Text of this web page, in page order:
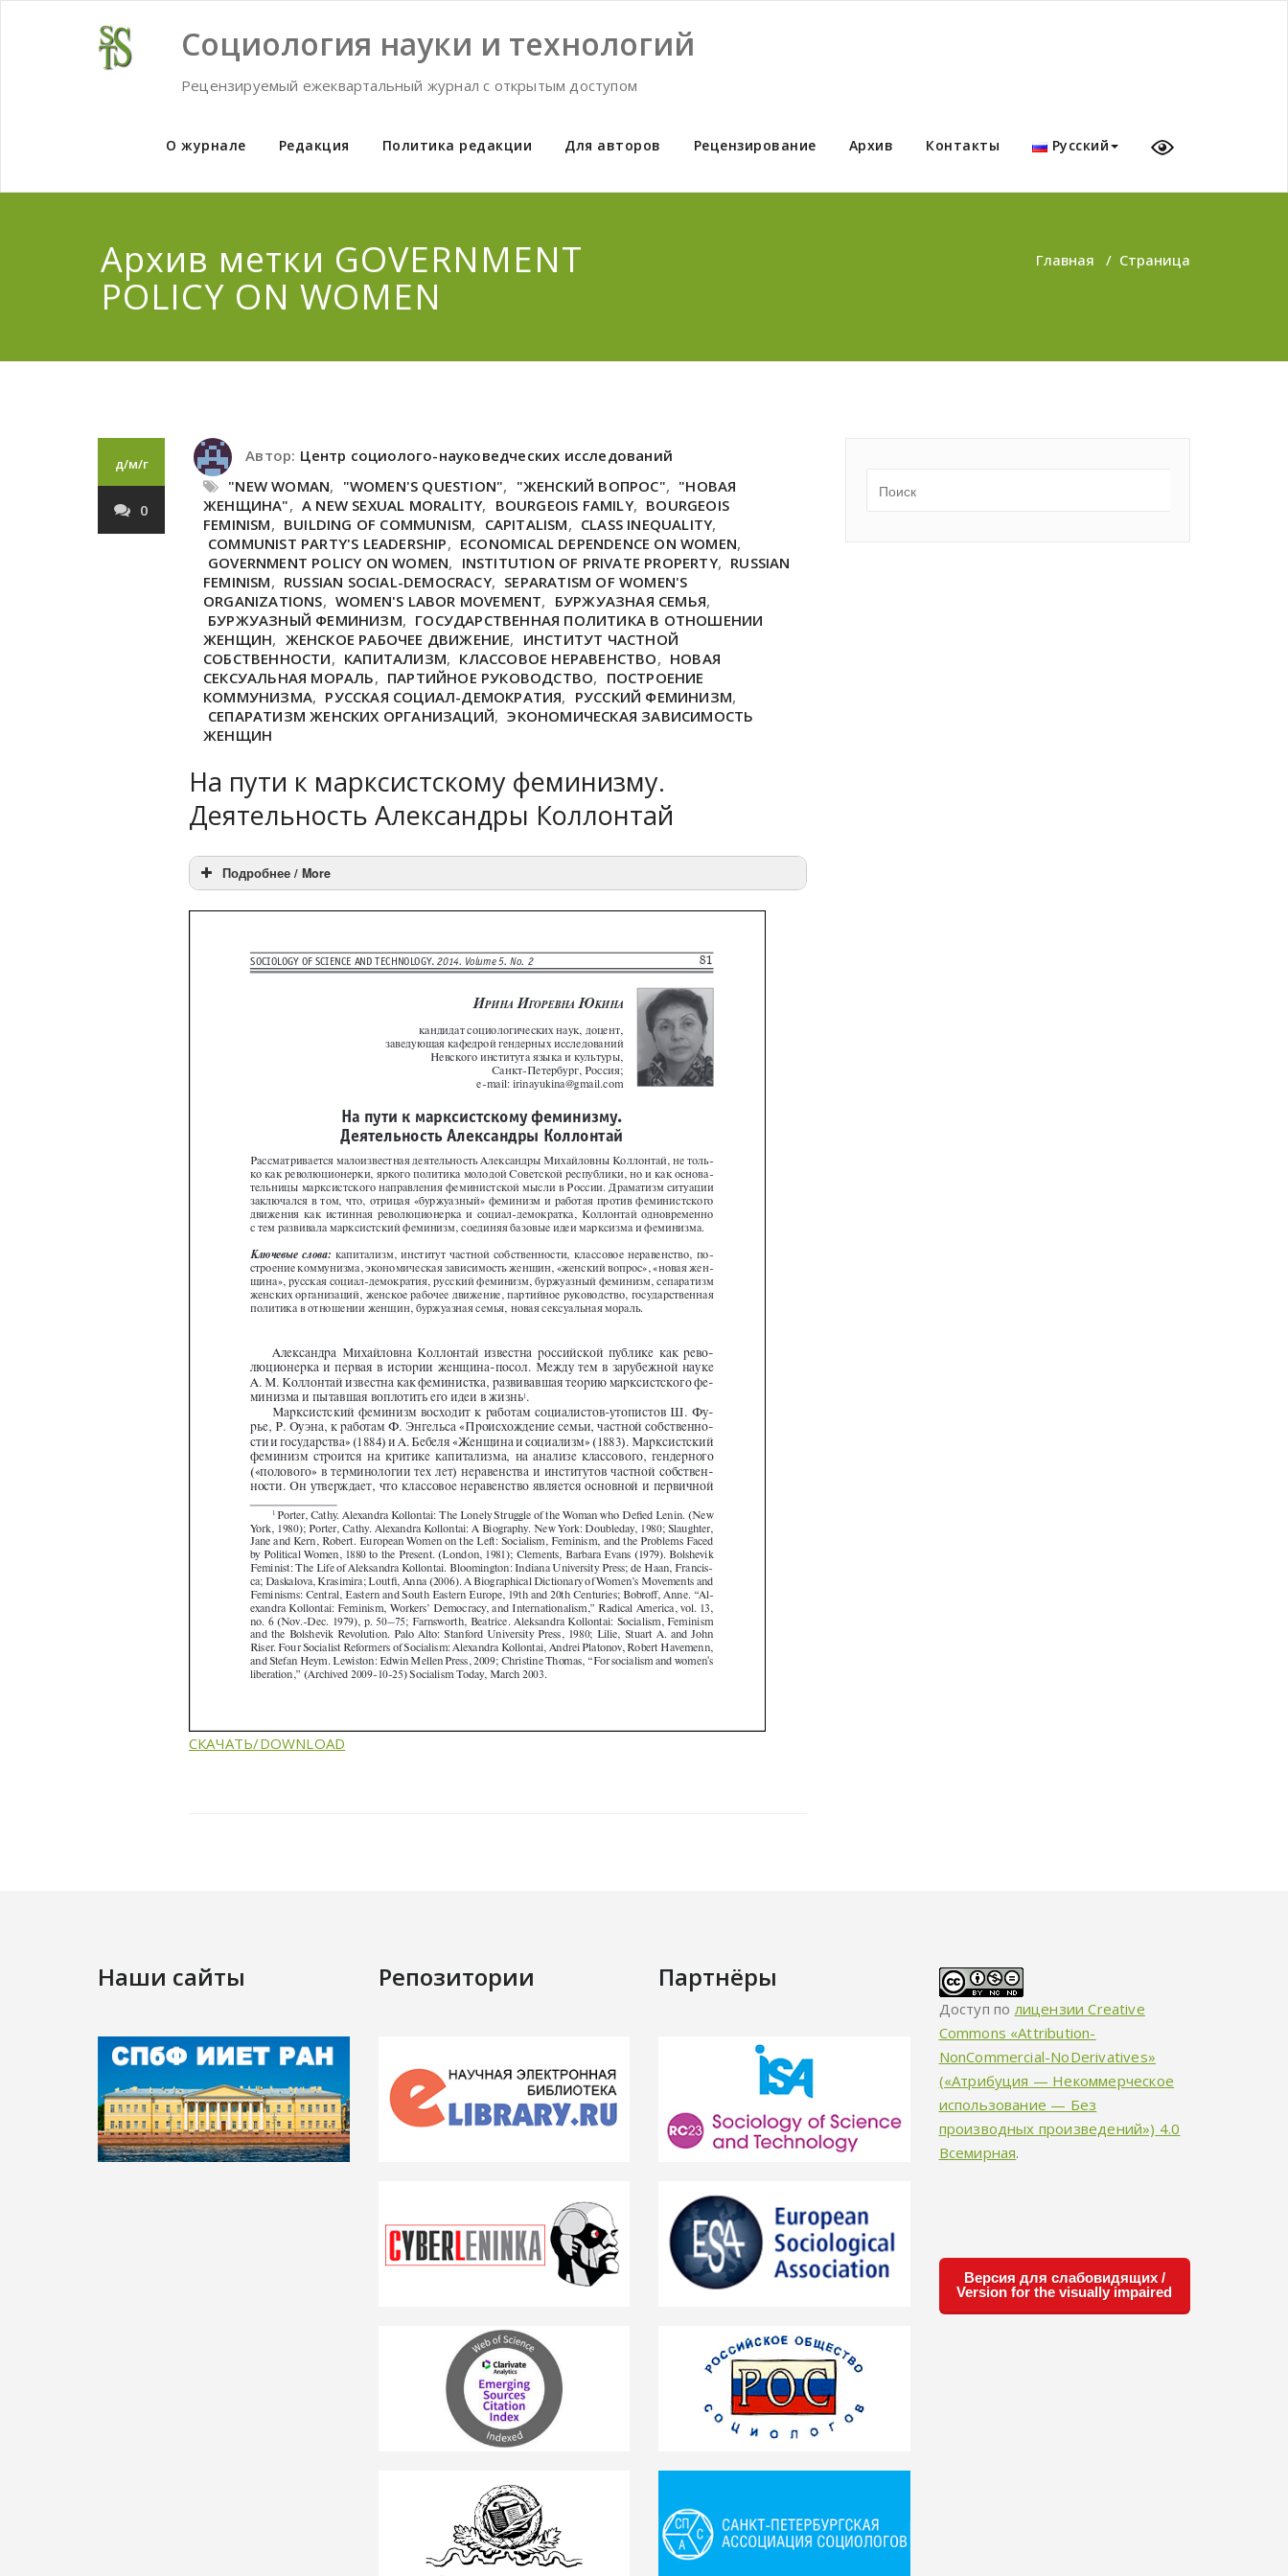
Социология науки и технологий
Рецензируемый ежеквартальный журнал с открытым доступом
О журнале Редакция Политика редакции Для авторов Рецензирование Архив Контакты Русский
Архив метки GOVERNMENT
POLICY ON WOMEN
Главная / Страница
д/м/г
0
Автор: Центр социолого-науковедческих исследований
"NEW WOMAN, "WOMEN'S QUESTION", "ЖЕНСКИЙ ВОПРОС", "НОВАЯ
ЖЕНЩИНА", A NEW SEXUAL MORALITY, BOURGEOIS FAMILY, BOURGEOIS
FEMINISM, BUILDING OF COMMUNISM, CAPITALISM, CLASS INEQUALITY,
COMMUNIST PARTY'S LEADERSHIP, ECONOMICAL DEPENDENCE ON WOMEN,
GOVERNMENT POLICY ON WOMEN, INSTITUTION OF PRIVATE PROPERTY, RUSSIAN
FEMINISM, RUSSIAN SOCIAL-DEMOCRACY, SEPARATISM OF WOMEN'S
ORGANIZATIONS, WOMEN'S LABOR MOVEMENT, БУРЖУАЗНАЯ СЕМЬЯ,
БУРЖУАЗНЫЙ ФЕМИНИЗМ, ГОСУДАРСТВЕННАЯ ПОЛИТИКА В ОТНОШЕНИИ
ЖЕНЩИН, ЖЕНСКОЕ РАБОЧЕЕ ДВИЖЕНИЕ, ИНСТИТУТ ЧАСТНОЙ
СОБСТВЕННОСТИ, КАПИТАЛИЗМ, КЛАССОВОЕ НЕРАВЕНСТВО, НОВАЯ
СЕКСУАЛЬНАЯ МОРАЛЬ, ПАРТИЙНОЕ РУКОВОДСТВО, ПОСТРОЕНИЕ
КОММУНИЗМА, РУССКАЯ СОЦИАЛ-ДЕМОКРАТИЯ, РУССКИЙ ФЕМИНИЗМ,
СЕПАРАТИЗМ ЖЕНСКИХ ОРГАНИЗАЦИЙ, ЭКОНОМИЧЕСКАЯ ЗАВИСИМОСТЬ
ЖЕНЩИН
На пути к марксистскому феминизму.
Деятельность Александры Коллонтай
Подробнее / More
СКАЧАТЬ/DOWNLOAD
Наши сайты Репозитории Партнёры
Доступ по лицензии Creative
Commons «Attribution-
NonCommercial-NoDerivatives»
(«Атрибуция — Некоммерческое
использование — Без
производных произведений») 4.0
Всемирная.
Версия для слабовидящих /
Version for the visually impaired